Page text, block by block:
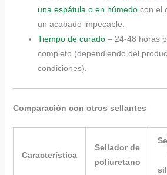
una espátula o en húmedocon el
un acabado impecable.
Tiempo de curado– 24-48 horas
completo (dependiendo del
condiciones).
Comparación con otros sellantes
Característica
Sellador de
poliuretano